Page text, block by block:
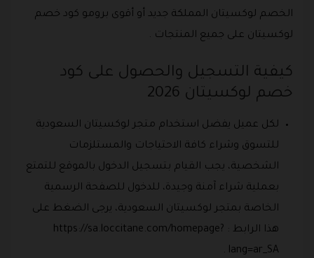
الخصم لوكسيتان المملكة جديد أو أقوى برومو كود خصم
لوكسيتان على جميع المنتجات .
كيفية التسجيل والحصول على كود
خصم لوكسيتان 2026
لكل عميل يفضل استخدام متجر لوكسيتان السعودية
للتسوق وشراء كافة الاحتياجات والمستلزمات
الشخصية، يجب القيام بتسجيل الدخول بالموقع للتمتع
بعملية شراء آمنة وجيدة، للدخول للصفحة الرسمية
الخاصة بمتجر لوكسيتان السعودية، يرجى الضغط على
هذا الرابط : https://sa.loccitane.com/homepage?
lang=ar_SA .